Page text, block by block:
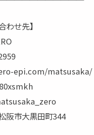
わせ先】
epi.com/matsusaka/
阪市大黒田町344